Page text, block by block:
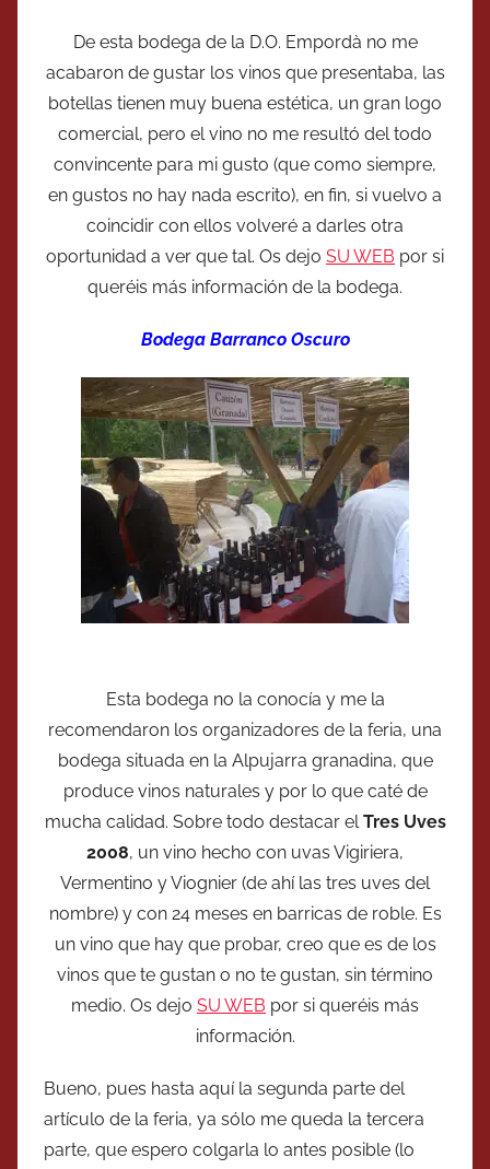
De esta bodega de la D.O. Empordà no me
acabaron de gustar los vinos que presentaba, las
botellas tienen muy buena estética, un gran logo
comercial, pero el vino no me resultó del todo
convincente para mi gusto (que como siempre,
en gustos no hay nada escrito), en fin, si vuelvo a
coincidir con ellos volveré a darles otra
oportunidad a ver que tal. Os dejo SU WEB por si
queréis más información de la bodega.
Bodega Barranco Oscuro
Esta bodega no la conocía y me la
recomendaron los organizadores de la feria, una
bodega situada en la Alpujarra granadina, que
produce vinos naturales y por lo que caté de
mucha calidad. Sobre todo destacar elTres Uves
2008, un vino hecho con uvas Vigiriera,
Vermentino y Viognier (de ahí las tres uves del
nombre) y con 24 meses en barricas de roble. Es
un vino que hay que probar, creo que es de los
vinos que te gustan o no te gustan, sin término
medio. Os dejo SU WEB por si queréis más
información.
Bueno, pues hasta aquí la segunda parte del
artículo de la feria, ya sólo me queda la tercera
parte, que espero colgarla lo antes posible (lo